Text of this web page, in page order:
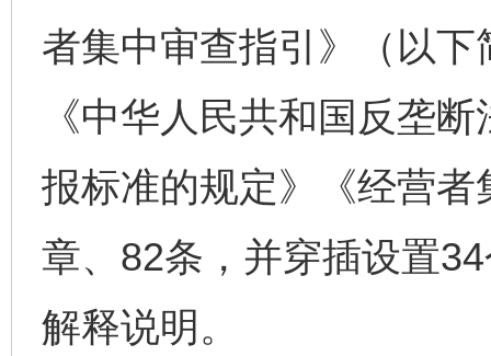
者集中审查指引》（以
《中华人民共和国反垄
报标准的规定》《经营
章、82条，并穿插设置
解释说明。